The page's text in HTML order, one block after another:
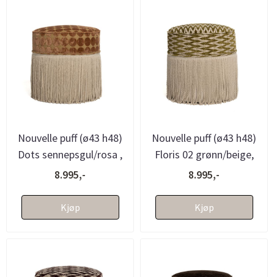
Nouvelle puff (ø43 h48)
Dots sennepsgul/rosa ,
med frynser - bestillin...
8.995,-
Kjøp
Nouvelle puff (ø43 h48)
Floris 02 grønn/beige,
med frynser - bestillin...
8.995,-
Kjøp